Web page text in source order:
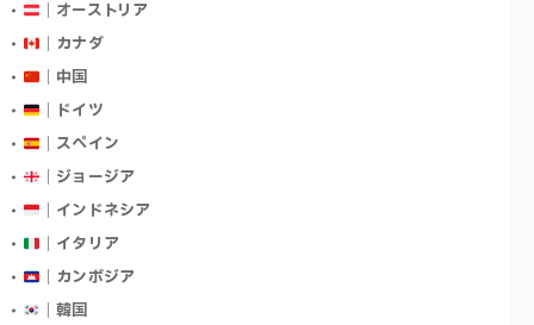
｜オーストリア
｜カナダ
｜中国
｜ドイツ
｜スペイン
｜ジョージア
｜インドネシア
｜イタリア
｜カンボジア
｜韓国